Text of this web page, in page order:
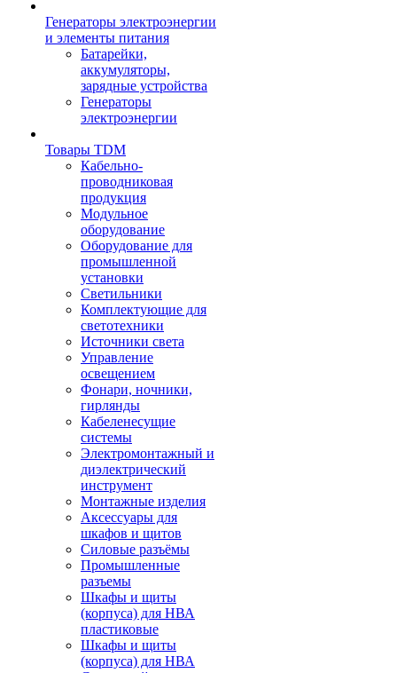
Генераторы электроэнергии
и элементы питания
Батарейки,
аккумуляторы,
зарядные устройства
Генераторы
электроэнергии
Товары TDM
Кабельно-
проводниковая
продукция
Модульное
оборудование
Оборудование для
промышленной
установки
Светильники
Комплектующие для
светотехники
Источники света
Управление
освещением
Фонари, ночники,
гирлянды
Кабеленесущие
системы
Электромонтажный и
диэлектрический
инструмент
Монтажные изделия
Аксессуары для
шкафов и щитов
Силовые разъёмы
Промышленные
разъемы
Шкафы и щиты
(корпуса) для НВА
пластиковые
Шкафы и щиты
(корпуса) для НВА